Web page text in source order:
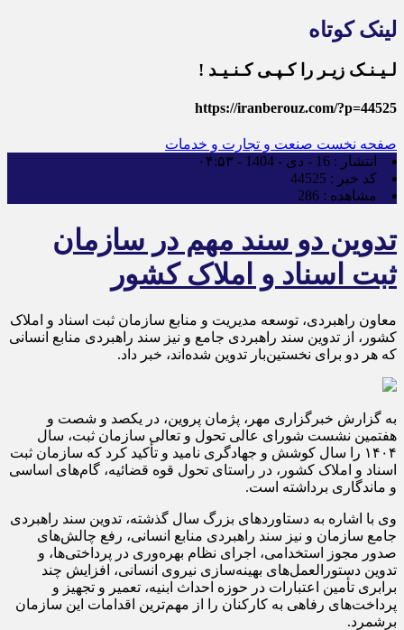
لینک کوتاه
لـیـنـک زیـر را کـپـی کـنـیـد !
https://iranberouz.com/?p=44525
صفحه نخست صنعت و تجارت و خدمات
انتشار : 16 - دی - 1404 - ۰۴:۵۳
کد خبر : 44525
مشاهده : 286
تدوین دو سند مهم در سازمان
ثبت اسناد و املاک کشور
معاون راهبردی، توسعه مدیریت و منابع سازمان ثبت اسناد و املاک
کشور، از تدوین سند راهبردی جامع و نیز سند راهبردی منابع انسانی
که هر دو برای نخستین‌بار تدوین شده‌اند، خبر داد.
به گزارش خبرگزاری مهر، پژمان پروین، در یکصد و شصت و
هفتمین نشست شورای عالی تحول و تعالی سازمان ثبت، سال
۱۴۰۴ را سال کوشش و جهادگری نامید و تأکید کرد که سازمان ثبت
اسناد و املاک کشور، در راستای تحول قوه قضائیه، گام‌های اساسی
و ماندگاری برداشته است.
وی با اشاره به دستاوردهای بزرگ سال گذشته، تدوین سند راهبردی
جامع سازمان و نیز سند راهبردی منابع انسانی، رفع چالش‌های
صدور مجوز استخدامی، اجرای نظام بهره‌وری در پرداختی‌ها، و
تدوین دستورالعمل‌های بهینه‌سازی نیروی انسانی، افزایش چند
برابری تأمین اعتبارات در حوزه احداث ابنیه، تعمیر و تجهیز و
پرداخت‌های رفاهی به کارکنان را از مهم‌ترین اقدامات این سازمان
برشمرد.